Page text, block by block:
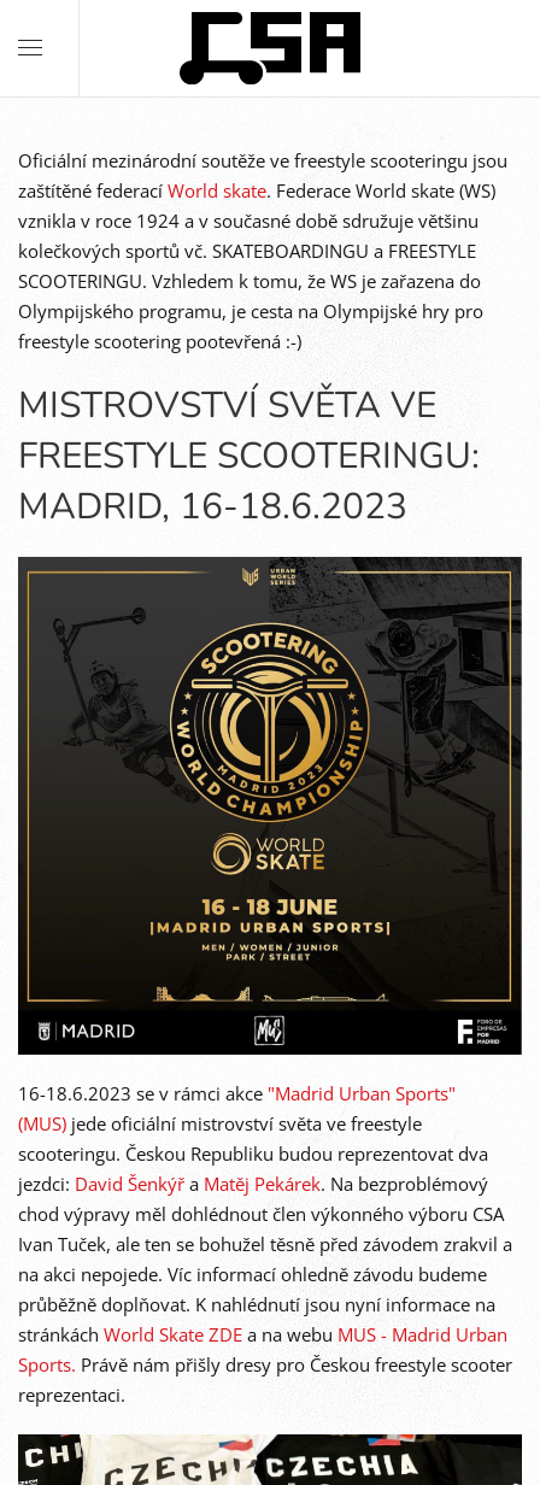
Oficiální mezinárodní soutěže ve freestyle scooteringu jsou
zaštítěné federací World skate. Federace World skate (WS)
vznikla v roce 1924 a v současné době sdružuje většinu
kolečkových sportů vč. SKATEBOARDINGU a FREESTYLE
SCOOTERINGU. Vzhledem k tomu, že WS je zařazena do
Olympijského programu, je cesta na Olympijské hry pro
freestyle scootering pootevřená :-)
MISTROVSTVÍ SVĚTA VE
FREESTYLE SCOOTERINGU:
MADRID, 16-18.6.2023
16-18.6.2023 se v rámci akce "Madrid Urban Sports"
(MUS) jede oficiální mistrovství světa ve freestyle
scooteringu. Českou Republiku budou reprezentovat dva
jezdci: David Šenkýř a Matěj Pekárek. Na bezproblémový
chod výpravy měl dohlédnout člen výkonného výboru CSA
Ivan Tuček, ale ten se bohužel těsně před závodem zrakvil a
na akci nepojede. Víc informací ohledně závodu budeme
průběžně doplňovat. K nahlédnutí jsou nyní informace na
stránkách World Skate ZDE a na webuMUS - Madrid Urban
Sports. Právě nám přišly dresy pro Českou freestyle scooter
reprezentaci.